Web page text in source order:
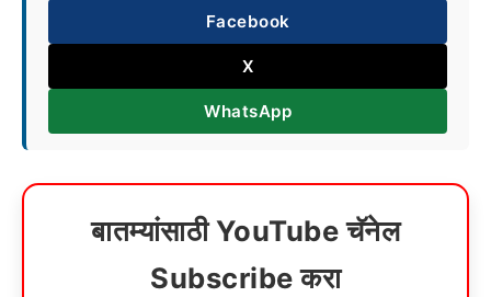
Facebook
X
WhatsApp
बातम्यांसाठी YouTube चॅनेल
Subscribe करा